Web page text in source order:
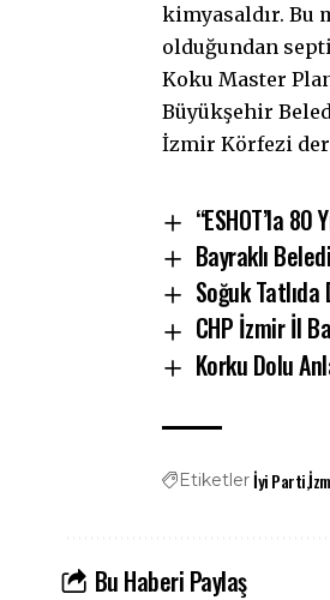
kimyasaldır. Bu
olduğundan
Koku Master
Büyükşehir
İzmir Körfezi
“ESHOT’la
Bayraklı
Soğuk
CHP İzmir İl
Korku Dolu
Etiketlerİyi Parti
Bu Haberi Paylaş